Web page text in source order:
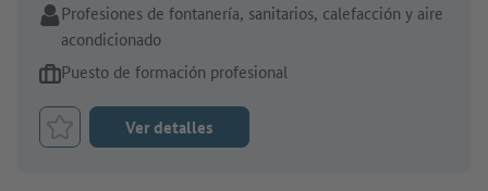
Sector:
Profesiones de fontanería, sanitarios, calefacción y aire
acondicionado
Tipo de oferta de empleo:
Puesto de formación profesional
Marcar el trabajo como favorito
Ver detalles